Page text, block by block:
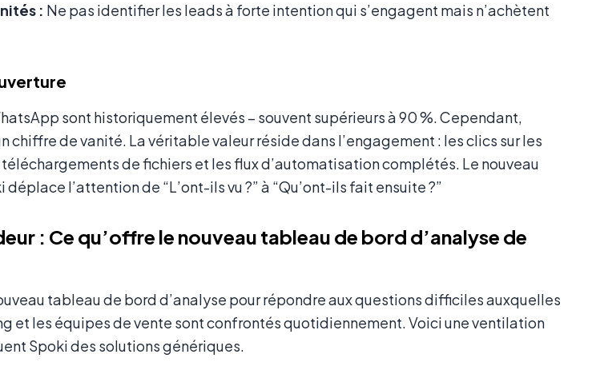
: Ne pas identifier les leads à forte intention qui s’engagent mais n’achètent
sont historiquement élevés – souvent supérieurs à 90 %. Cependant,
chiffre de vanité. La véritable valeur réside dans l’engagement : les clics sur les
de fichiers et les flux d’automatisation complétés. Le nouveau
l’attention de “L’ont-ils vu ?” à “Qu’ont-ils fait ensuite ?”
: Ce qu’offre le nouveau tableau de bord d’analyse de
tableau de bord d’analyse pour répondre aux questions difficiles auxquelles
et les équipes de vente sont confrontés quotidiennement. Voici une ventilation
Spoki des solutions génériques.